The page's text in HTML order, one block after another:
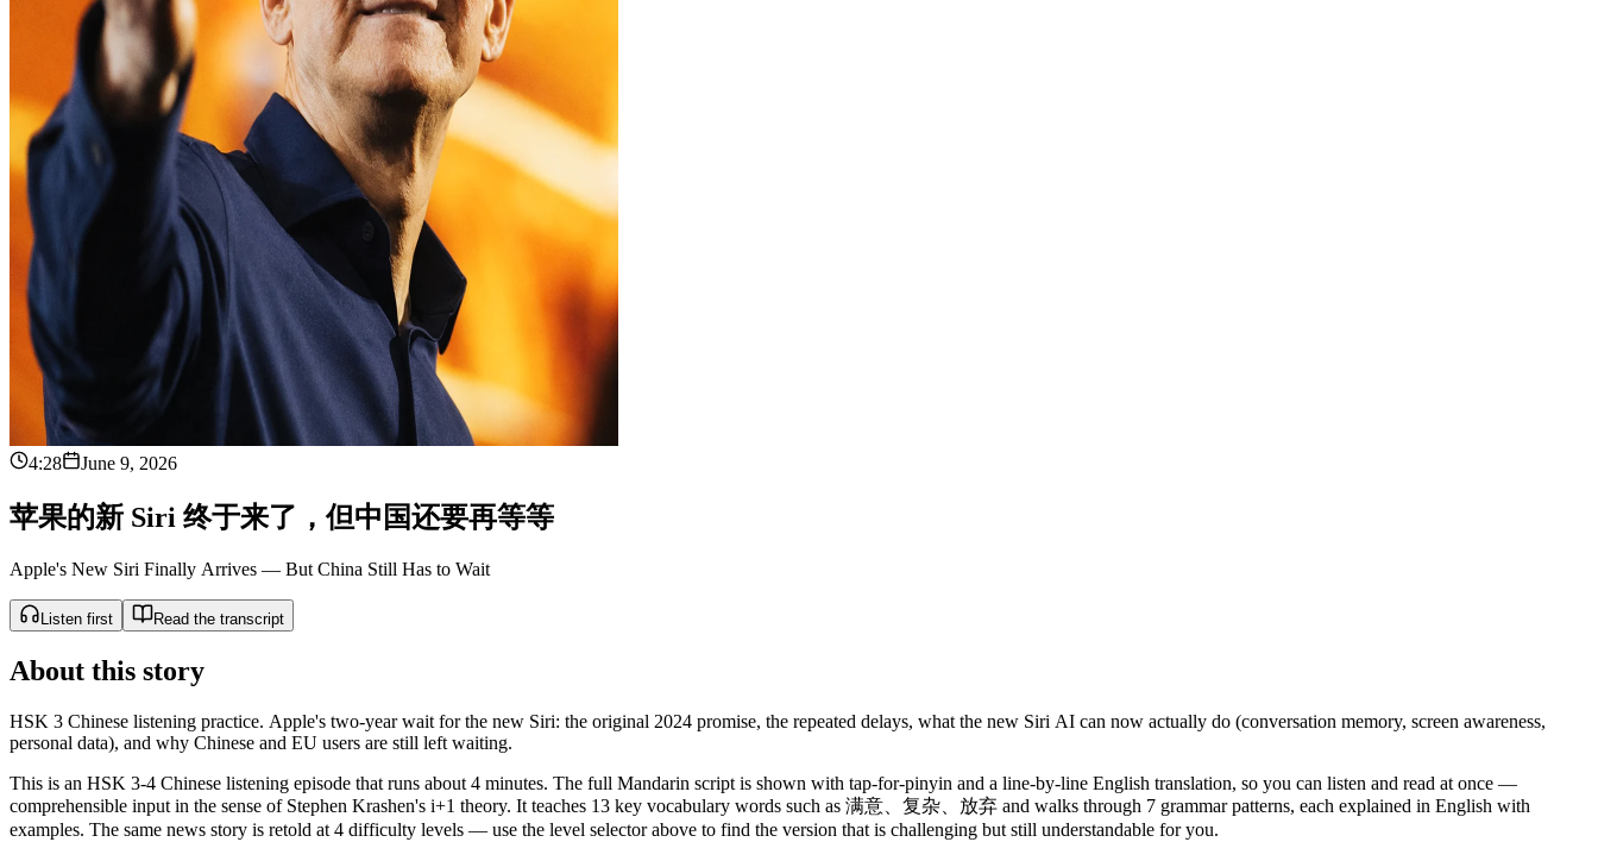
4:28 June 9, 2026
苹果的新 Siri 终于来了 ，但中 国还要再等等
Apple's New Siri Finally Arrives — But China Still Has to Wait
Listen first Read the transcript
About this story
HSK 3 Chinese listening practice. Apple's two-year wait for the new Siri: the original 2024 promise, the repeated delays, what the new Siri AI can now actually do (conversation memory, screen awareness,
personal data), and why Chinese and EU users are still left waiting.
This is an HSK 3-4 Chinese listening episode that runs about 4 minutes. The full Mandarin script is shown with tap-for-pinyin and a line-by-line English translation, so you can listen and read at once —
comprehensible input in the sense of Stephen Krashen's i+1 theory. It teaches 13 key vocabulary words such as 满意、复杂、放弃 and walks through 7 grammar patterns, each explained in English with
examples. The same news story is retold at 4 difficulty levels — use the level selector above to find the version that is challenging but still understandable for you.